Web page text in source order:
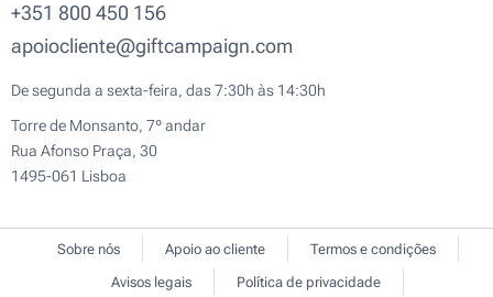
+351 800 450 156
apoiocliente@giftcampaign.com
De segunda a sexta-feira, das 7:30h às 14:30h
Torre de Monsanto, 7º andar
Rua Afonso Praça, 30
1495-061 Lisboa
Sobre nós Apoio ao cliente
Termos e condições
Avisos legais
Política de privacidade